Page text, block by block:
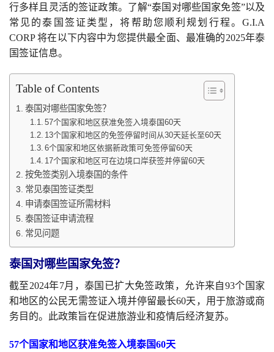
行多样且灵活的签证政策。了解“泰国对哪些国家免签”以及
常见的泰国签证类型，将帮助您顺利规划行程。G.I.A
CORP 将在以下内容中为您提供最全面、最准确的2025年泰
国签证信息。
Table of Contents
泰国对哪些国家免签？
57个国家和地区获准免签入境泰国60天
13个国家和地区的免签停留时间从30天延长至60天
6个国家和地区依据新政策可免签停留60天
17个国家和地区可在边境口岸获签并停留60天
按免签类别入境泰国的条件
常见泰国签证类型
申请泰国签证所需材料
泰国签证申请流程
常见问题
泰国对哪些国家免签？
截至2024年7月，泰国已扩大免签政策，允许来自93个国家
和地区的公民无需签证入境并停留最长60天，用于旅游或商
务目的。此政策旨在促进旅游业和疫情后经济复苏。
57个国家和地区获准免签入境泰国60天